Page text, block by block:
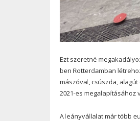
Ezt szeretné
ben Rotterdamban
mászóval, csúszda,
2021-es megalapításához
A leányvállalat már több